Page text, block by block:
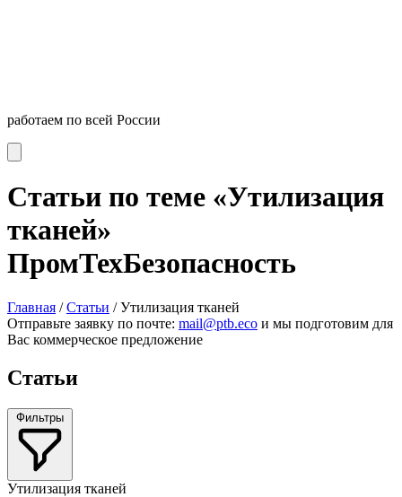
работаем по всей России
Статьи по теме «Утилизация
тканей»
ПромТехБезопасность
Главная /Статьи /Утилизация тканей
Отправьте заявку по почте: mail@ptb.eco и мы подготовим для
Вас коммерческое предложение
Статьи
Фильтры
Утилизация тканей